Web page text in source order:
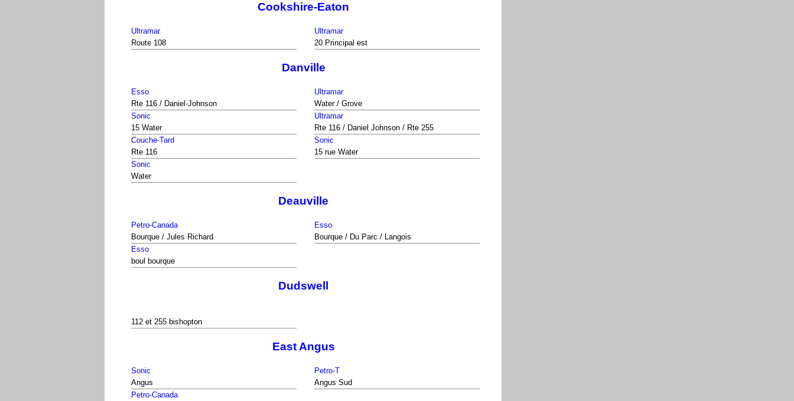
Cookshire-Eaton
Ultramar
Route 108
Ultramar
20 Principal est
Danville
Esso
Rte 116 / Daniel-Johnson
Ultramar
Water / Grove
Sonic
15 Water
Ultramar
Rte 116 / Daniel Johnson / Rte 255
Couche-Tard
Rte 116
Sonic
15 rue Water
Sonic
Water
Deauville
Petro-Canada
Bourque / Jules Richard
Esso
Bourque / Du Parc / Langois
Esso
boul bourque
Dudswell
112 et 255 bishopton
East Angus
Sonic
Angus
Petro-T
Angus Sud
Petro-Canada